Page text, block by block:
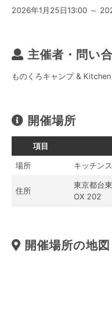
2026年1月25日13:00 ～
主催者・問い
ものくろキャンプ &
開催場所
項目
場所
キッチン
住所
東京都台
OX 202
開催場所の地図